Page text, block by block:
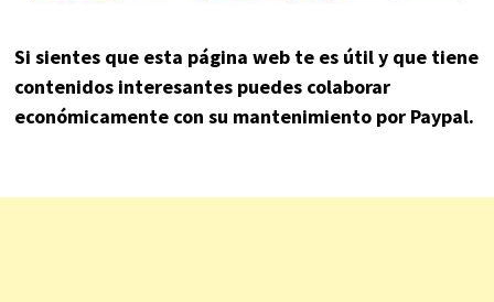
Si sientes que esta página web te es útil y que tiene
contenidos interesantes puedes colaborar
económicamente con su mantenimiento por Paypal.